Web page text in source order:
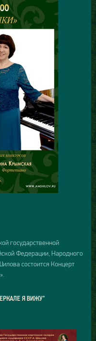
государственной
Федерации, Народного
состоится Концерт
Я ВИЖУ"